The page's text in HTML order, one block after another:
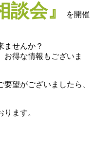
会』
を開催
ませんか？
お得な情報もございま
望がございましたら、
ます。